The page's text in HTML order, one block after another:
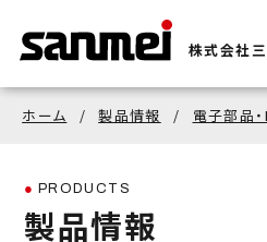
株式会社
ホーム 製品情報 電子部品
PRODUCTS
製品情報